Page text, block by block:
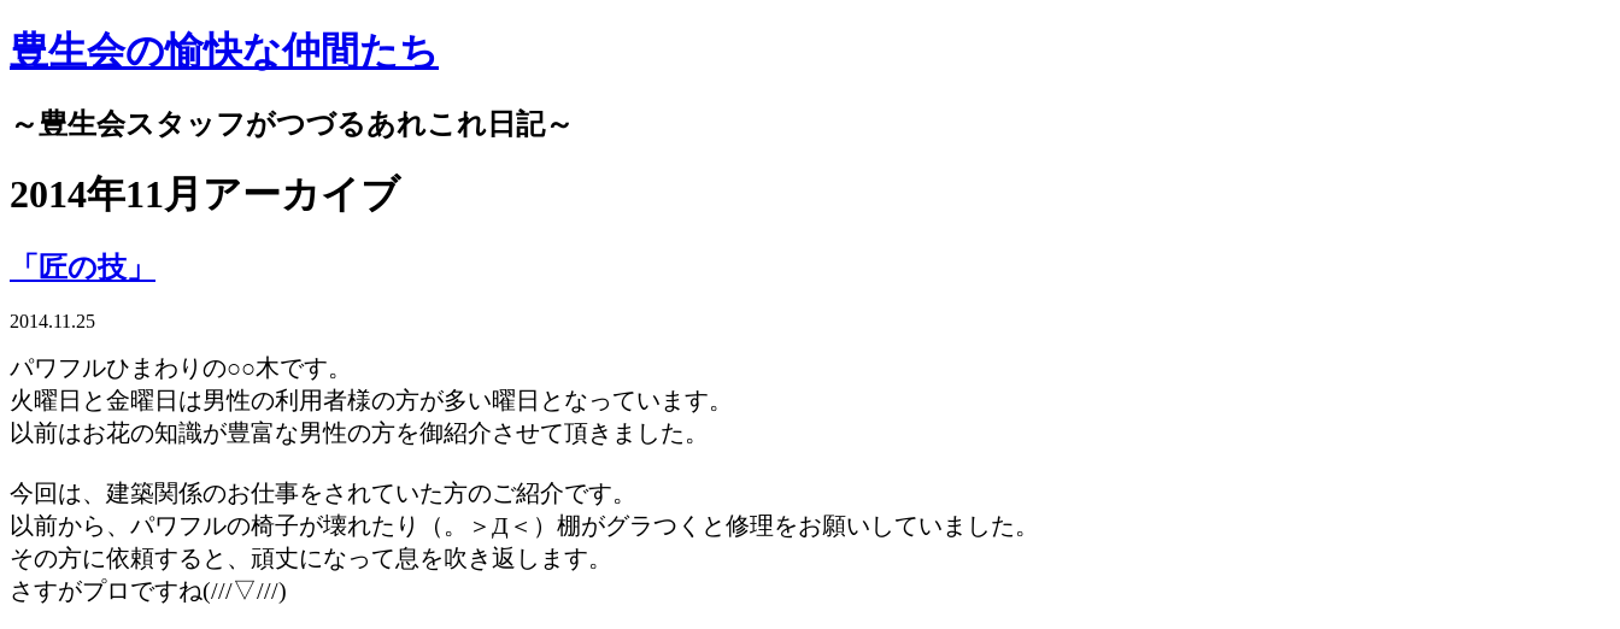
豊生会の愉快な仲間たち
～豊生会スタッフがつづるあれこれ日記～
2014年11月アーカイブ
「匠の技」
2014.11.25
パワフルひまわりの○○木です。
火曜日と金曜日は男性の利用者様の方が多い曜日となっています。
以前はお花の知識が豊富な男性の方を御紹介させて頂きました。
今回は、建築関係のお仕事をされていた方のご紹介です。
以前から、パワフルの椅子が壊れたり（。＞Д＜）棚がグラつくと修理をお願いしていました。
その方に依頼すると、頑丈になって息を吹き返します。
さすがプロですね(///▽///)